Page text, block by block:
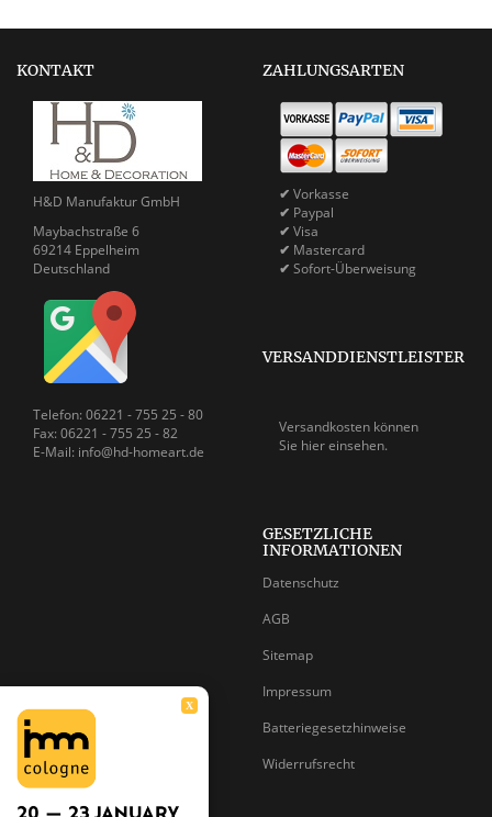
X
KONTAKT
H&D Manufaktur GmbH
Maybachstraße 6
69214 Eppelheim
Deutschland
Telefon: 06221 - 755 25 - 80
Fax: 06221 - 755 25 - 82
E-Mail: info@hd-homeart.de
ZAHLUNGSARTEN
✔ Vorkasse
✔ Paypal
✔ Visa
✔ Mastercard
✔ Sofort-Überweisung
VERSANDDIENSTLEISTER
Versandkosten können
Sie hier einsehen.
GESETZLICHE
INFORMATIONEN
Datenschutz
AGB
Sitemap
Impressum
Batteriegesetzhinweise
Widerrufsrecht